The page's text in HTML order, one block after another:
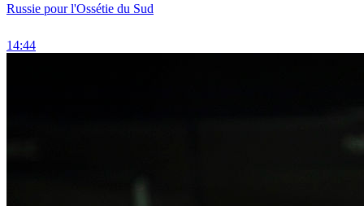
Russie pour l'Ossétie du Sud
14:44